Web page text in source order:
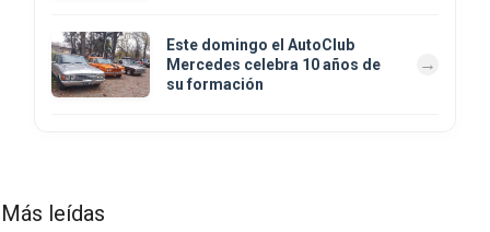
Este domingo el AutoClub
Mercedes celebra 10 años de
su formación
Más leídas